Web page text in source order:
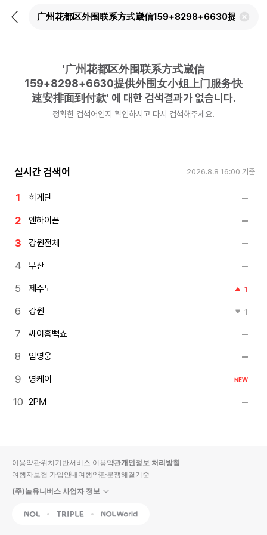
뒤
검
'广州花都区外围联系方式崴信
159+8298+6630提供外围女小姐上门服务快
速安排面到付款' 에 대한 검색결과가 없습니다.
정확한 검색어인지 확인하시고 다시 검색해주세요.
실시간 검색어 2026.8.8 16:00 기준
히게단
엔하이픈
강원전체
부산
제주도 1
강원 1
싸이흠뻑쇼
임영웅
영케이 NEW
2PM
이용약관위치기반서비스 이용약관개인정보 처리방침
여행자보험 가입안내여행약관분쟁해결기준
(주)놀유니버스 사업자 정보
NOL Triple Interpark Global